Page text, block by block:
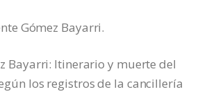
Gómez Bayarri.
Bayarri: Itinerario y muerte del
los registros de la cancillería